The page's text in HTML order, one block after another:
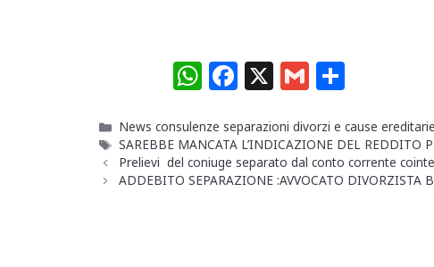
W
at
s
A
F
c
e
b
X G
ai
l
C
n
di
vi
Categorie
News consulenze separazioni divorzi e cause ereditarie
Tag
SAREBBE MANCATA L’INDICAZIONE DEL REDDITO
Prelievi del coniuge separato dal conto corrente
ADDEBITO SEPARAZIONE :AVVOCATO